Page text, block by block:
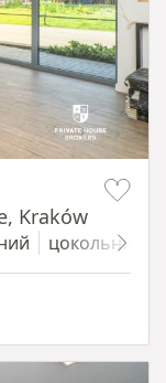
Kraków
цокольний